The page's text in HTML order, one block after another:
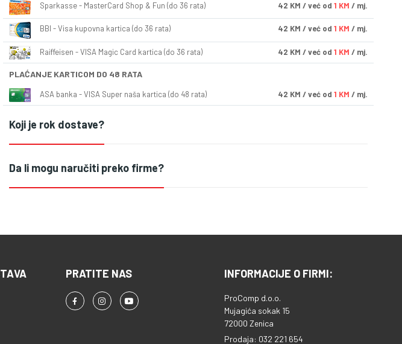
Sparkasse - MasterCard Shop & Fun (do 36 rata) 42 KM / već od 1 KM / mj.
BBI - Visa kupovna kartica (do 36 rata) 42 KM / već od 1 KM / mj.
Raiffeisen - VISA Magic Card kartica (do 36 rata) 42 KM / već od 1 KM / mj.
PLAĆANJE KARTICOM DO 48 RATA
ASA banka - VISA Super naša kartica (do 48 rata) 42 KM / već od 1 KM / mj.
Koji je rok dostave?
Da li mogu naručiti preko firme?
PRATITE NAS INFORMACIJE O FIRMI:
ProComp d.o.o.
Mujagića sokak 15
72000 Zenica
Prodaja: 032 221 654